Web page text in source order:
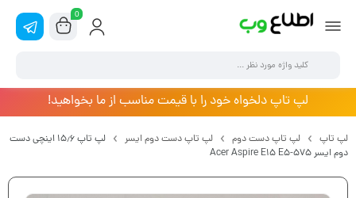
0
لپ تاپ دلخواه خود را با قیمت مناسب از ما بخواهید!
لپ تاپ لپ تاپ دست دوم لپ تاپ دست دوم ایسر
لپ تاپ ۱۵٫۶ اینچی دست
دوم ایسر Acer Aspire E15 E5-575